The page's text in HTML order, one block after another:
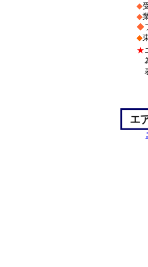
◆
◆
◆
◆
★
為替
表示